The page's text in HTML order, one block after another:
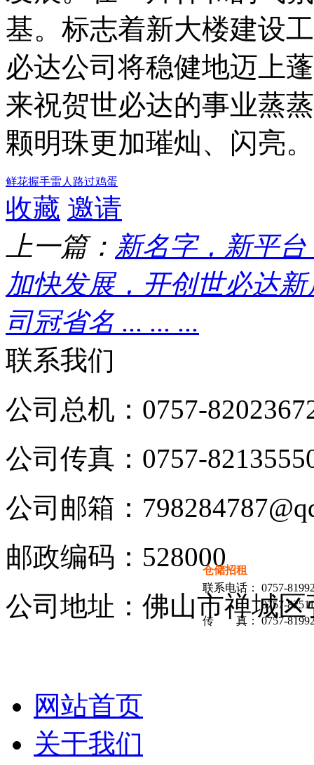
基。标志着新大楼建设
必达公司将稳健地迈上
来祝贺世必达的事业蒸
颗明珠更加璀灿、闪亮。
鲜花握手雷人 路过鸡蛋
收藏 邀请
上一篇： 新名字，新平
加快发展，开创世必达
司冠省名 ... ... ...
联系我们
公司总机：0757-
公司传真：0757-
公司邮箱：
邮政编码：528000
公司地址：佛山市禅城
仓储招租
联系电话：
0757-
0757-
传 真： 0757-
网站首页
关于我们